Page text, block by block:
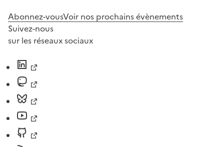
Abonnez-vousVoir nos prochains évènements
Suivez-nous
sur les réseaux sociaux